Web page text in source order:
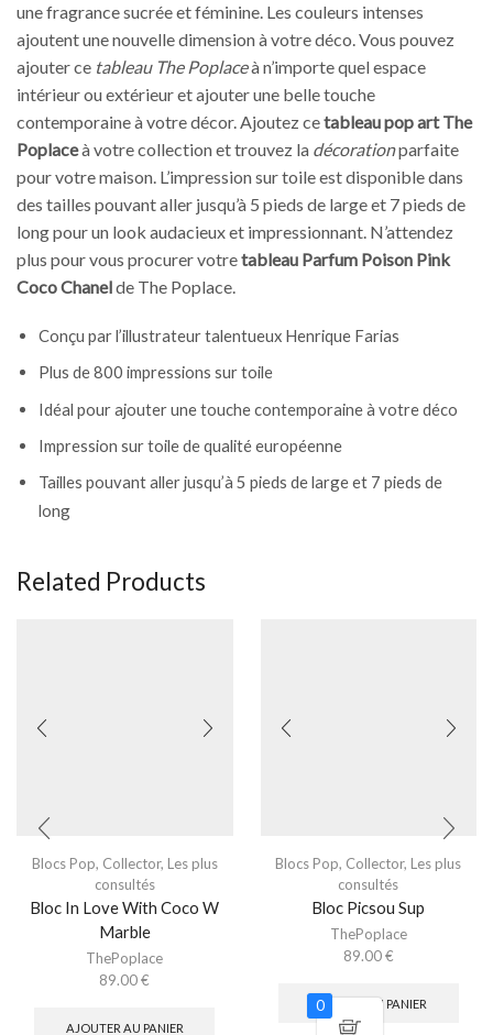
une fragrance sucrée et féminine. Les couleurs intenses
ajoutent une nouvelle dimension à votre déco. Vous pouvez
ajouter ce tableau The Poplaceà n’importe quel espace
intérieur ou extérieur et ajouter une belle touche
contemporaine à votre décor. Ajoutez cetableau pop art The
Poplaceà votre collection et trouvez la décorationparfaite
pour votre maison. L’impression sur toile est disponible dans
des tailles pouvant aller jusqu’à 5 pieds de large et 7 pieds de
long pour un look audacieux et impressionnant. N’attendez
plus pour vous procurer votretableau Parfum Poison Pink
Coco Chanelde The Poplace.
Conçu par l’illustrateur talentueux Henrique Farias
Plus de 800 impressions sur toile
Idéal pour ajouter une touche contemporaine à votre déco
Impression sur toile de qualité européenne
Tailles pouvant aller jusqu’à 5 pieds de large et 7 pieds de
long
Related Products
Blocs Pop, Collector, Les plus
consultés
Bloc In Love With Coco W
Marble
ThePoplace
89.00€
AJOUTER AU PANIER
Blocs Pop, Collector, Les plus
consultés
Bloc Picsou Sup
ThePoplace
89.00€
AJOUTER AU PANIER
0